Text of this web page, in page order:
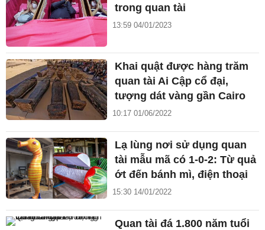
trong quan tài
13:59 04/01/2023
Khai quật được hàng trăm
quan tài Ai Cập cổ đại,
tượng dát vàng gần Cairo
10:17 01/06/2022
Lạ lùng nơi sử dụng quan
tài mẫu mã có 1-0-2: Từ quả
ớt đến bánh mì, điện thoại
15:30 14/01/2022
Quan tài đá 1.800 năm tuổi